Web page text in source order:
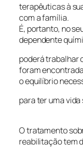
terapêuticas à
com a família.
É, portanto, no
dependente
poderá trabalhar
foram
o equilíbrio
para ter uma vida
O tratamento
reabilitação tem